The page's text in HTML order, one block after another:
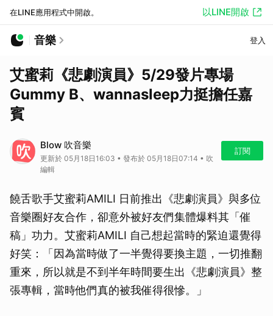
在LINE應用程式中開啟。 以LINE開啟
音樂 登入
艾蜜莉《悲劇演員》5/29發片專場
Gummy B、wannasleep力挺擔任嘉
賓
Blow 吹音樂
更新於 05月18日16:03 • 發布於 05月18日07:14 • 吹
編輯
訂閱
饒舌歌手艾蜜莉AMILI 日前推出《悲劇演員》與多位
音樂圈好友合作，卻意外被好友們集體爆料其「催
稿」功力。艾蜜莉AMILI 自己想起當時的緊迫還覺得
好笑：「因為當時做了一半覺得要換主題，一切推翻
重來，所以就是不到半年時間要生出《悲劇演員》整
張專輯，當時他們真的被我催得很慘。」